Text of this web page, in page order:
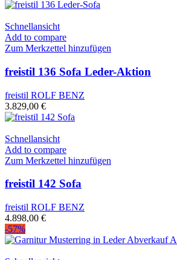
Schnellansicht
Add to compare
Zum Merkzettel hinzufügen
freistil 136 Sofa Leder-Aktion
freistil ROLF BENZ
3.829,00 €
Schnellansicht
Add to compare
Zum Merkzettel hinzufügen
freistil 142 Sofa
freistil ROLF BENZ
4.898,00 €
-57%